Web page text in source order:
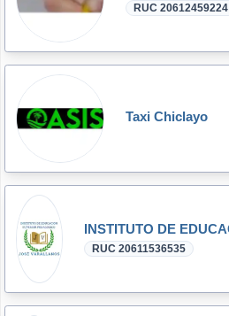
RUC 20612459224
Taxi Chiclayo
RUC 20611536535